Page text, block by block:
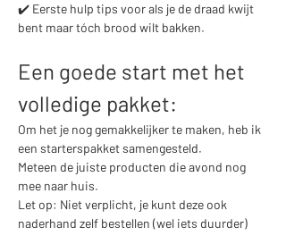
✔️ Eerste hulp tips voor als je de draad kwijt
bent maar tóch brood wilt bakken.
Een goede start met het
volledige pakket:
Om het je nog gemakkelijker te maken, heb ik
een starterspakket samengesteld.
Meteen de juiste producten die avond nog
mee naar huis.
Let op: Niet verplicht, je kunt deze ook
naderhand zelf bestellen (wel iets duurder)